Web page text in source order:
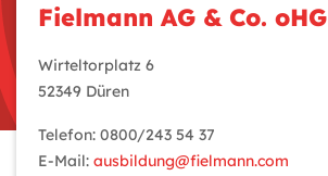
Fielmann AG & Co. oHG
Wirteltorplatz 6
52349 Düren
Telefon: 0800/243 54 37
E-Mail: ausbildung@fielmann.com